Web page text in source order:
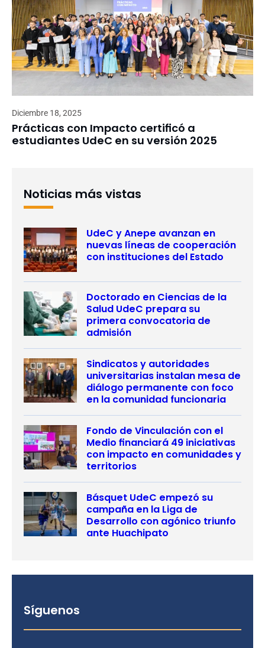
Diciembre 18, 2025
Prácticas con Impacto certificó a
estudiantes UdeC en su versión 2025
Noticias más vistas
UdeC y Anepe avanzan en
nuevas líneas de cooperación
con instituciones del Estado
Doctorado en Ciencias de la
Salud UdeC prepara su
primera convocatoria de
admisión
Sindicatos y autoridades
universitarias instalan mesa de
diálogo permanente con foco
en la comunidad funcionaria
Fondo de Vinculación con el
Medio financiará 49 iniciativas
con impacto en comunidades y
territorios
Básquet UdeC empezó su
campaña en la Liga de
Desarrollo con agónico triunfo
ante Huachipato
Síguenos